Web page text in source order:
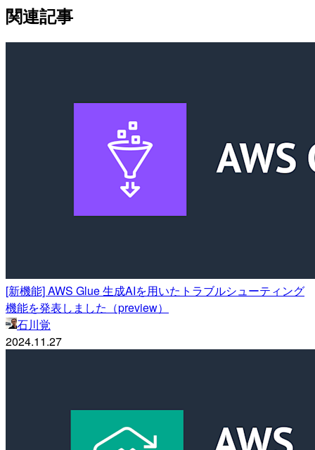
関連記事
[新機能] AWS Glue 生成AIを用いたトラブルシューティング
機能を発表しました（preview）
石川覚
2024.11.27